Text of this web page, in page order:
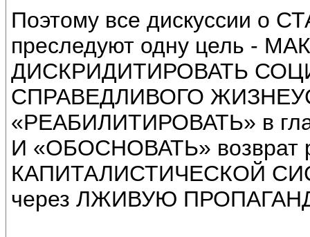
Поэтому все дискуссии
преследуют одну цель -
ДИСКРИДИТИРОВАТЬ
СПРАВЕДЛИВОГО
«РЕАБИЛИТИРОВАТЬ» в
И «ОБОСНОВАТЬ» возврат
КАПИТАЛИСТИЧЕСКОЙ
через ЛЖИВУЮ